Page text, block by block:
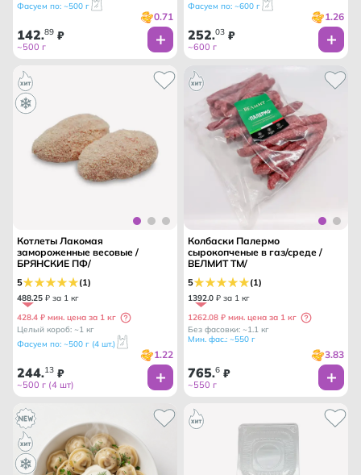
Фасуем по: ~500 г
0.71
142.89 ₽
~500 г
Фасуем по: ~600 г
1.26
252.03 ₽
~600 г
Котлеты Лакомая
замороженные весовые /
БРЯНСКИЕ ПФ/
5 (1)
488.25 ₽ за 1 кг
428.4 ₽ мин. цена за 1 кг
Целый короб: ~1 кг
Фасуем по: ~500 г (4 шт.)
1.22
244.13 ₽
~500 г (4 шт)
Колбаски Палермо
сырокопченые в газ/среде /
ВЕЛМИТ ТМ/
5 (1)
1392.0 ₽ за 1 кг
1262.08 ₽ мин. цена за 1 кг
Без фасовки: ~1.1 кг
Мин. фас.: ~550 г
3.83
765.6 ₽
~550 г